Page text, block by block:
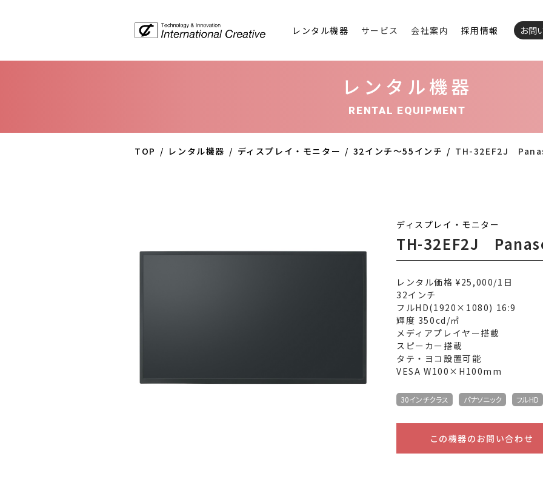
レンタル機器 サービス 会社案内 採用情報 お問
レンタル機器
RENTAL EQUIPMENT
TOP レンタル機器 ディスプレイ・モニター 32インチ〜55インチ TH-32EF2J
ディスプレイ・モニター
TH-32EF2J
レンタル価格 ¥25,000/1日
32インチ
フルHD(1920×1080) 16:9
輝度 350cd/㎡
メディアプレイヤー搭載
スピーカー搭載
タテ・ヨコ設置可能
VESA W100×H100mm
30インチクラス パナソニック フルHD
この機器のお問い合わせ